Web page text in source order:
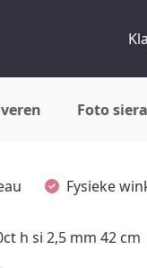
Foto
Fysieke
h si 2,5 mm 42 cm